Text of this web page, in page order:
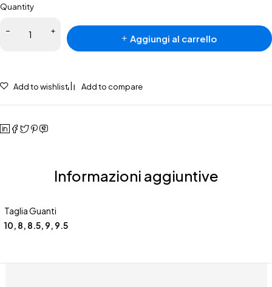
Quantity
Aggiungi al carrello
Add to wishlist Add to compare
Informazioni aggiuntive
Taglia Guanti
10, 8, 8.5, 9, 9.5